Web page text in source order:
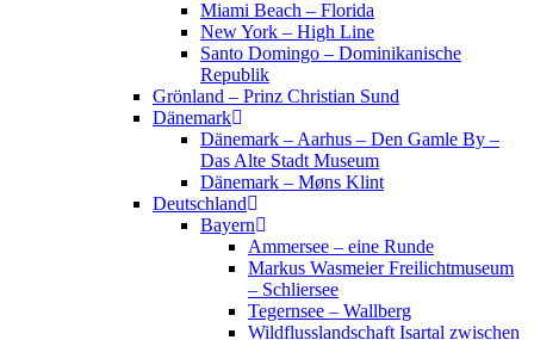
Miami Beach – Florida
New York – High Line
Santo Domingo – Dominikanische
Republik
Grönland – Prinz Christian Sund
Dänemark
Dänemark – Aarhus – Den Gamle By –
Das Alte Stadt Museum
Dänemark – Møns Klint
Deutschland
Bayern
Ammersee – eine Runde
Markus Wasmeier Freilichtmuseum
– Schliersee
Tegernsee – Wallberg
Wildflusslandschaft Isartal zwischen